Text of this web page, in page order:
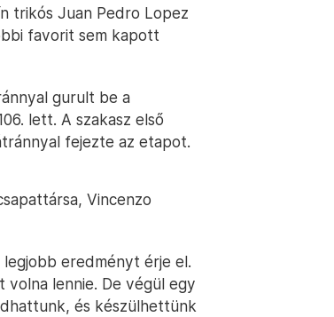
trikós Juan Pedro Lopez
favorit sem kapott
gurult be a
lett. A szakasz első
fejezte az etapot.
Vincenzo
eredményt érje el.
lennie. De végül egy
és készülhettünk